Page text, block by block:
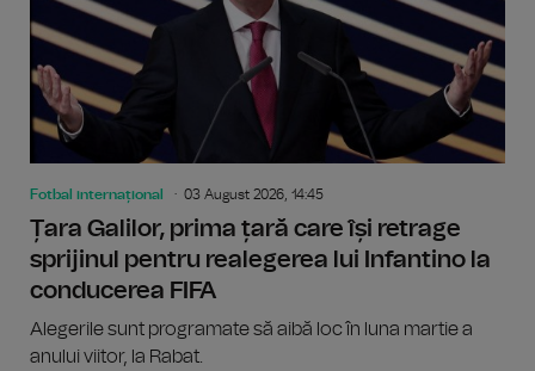
Fotbal internațional 03 August 2026, 14:45
Țara Galilor, prima țară care își retrage
sprijinul pentru realegerea lui Infantino la
conducerea FIFA
Alegerile sunt programate să aibă loc în luna martie a
anului viitor, la Rabat.